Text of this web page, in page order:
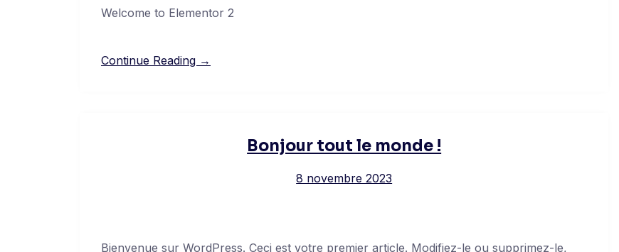
Welcome to Elementor 2
Continue Reading →
Bonjour tout le monde !
8 novembre 2023
Bienvenue sur WordPress. Ceci est votre premier article. Modifiez-le ou supprimez-le,